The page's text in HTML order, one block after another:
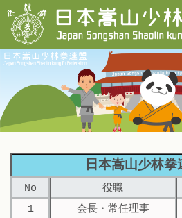
日本嵩山少林
No 役職
1
会長・常任理事